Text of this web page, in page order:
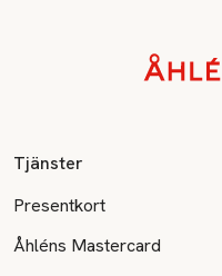
Tjänster
Presentkort
Åhléns Mastercard